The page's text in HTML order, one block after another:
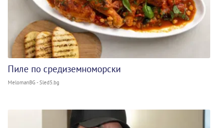
Пиле по средиземноморски
MelomanBG - Sled5.bg